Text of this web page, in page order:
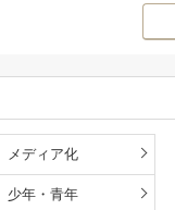
メディア化
少年・青年